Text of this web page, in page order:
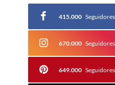
415.000 Seguidores
670.000 Seguidores
649.000 Seguidores